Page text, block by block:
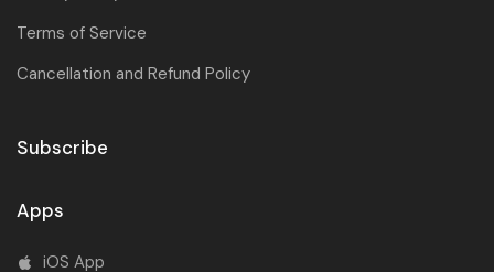
Terms of Service
Cancellation and Refund Policy
Subscribe
Apps
iOS App